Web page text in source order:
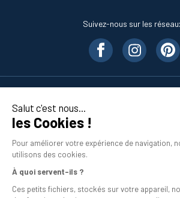
Salut c'est nous...
les Cookies !
Pour améliorer votre expérience de navigation,
utilisons des cookies.
À quoi servent-ils ?
Ces petits fichiers, stockés sur votre appareil,
Suivez-nous sur les
En savoir plus